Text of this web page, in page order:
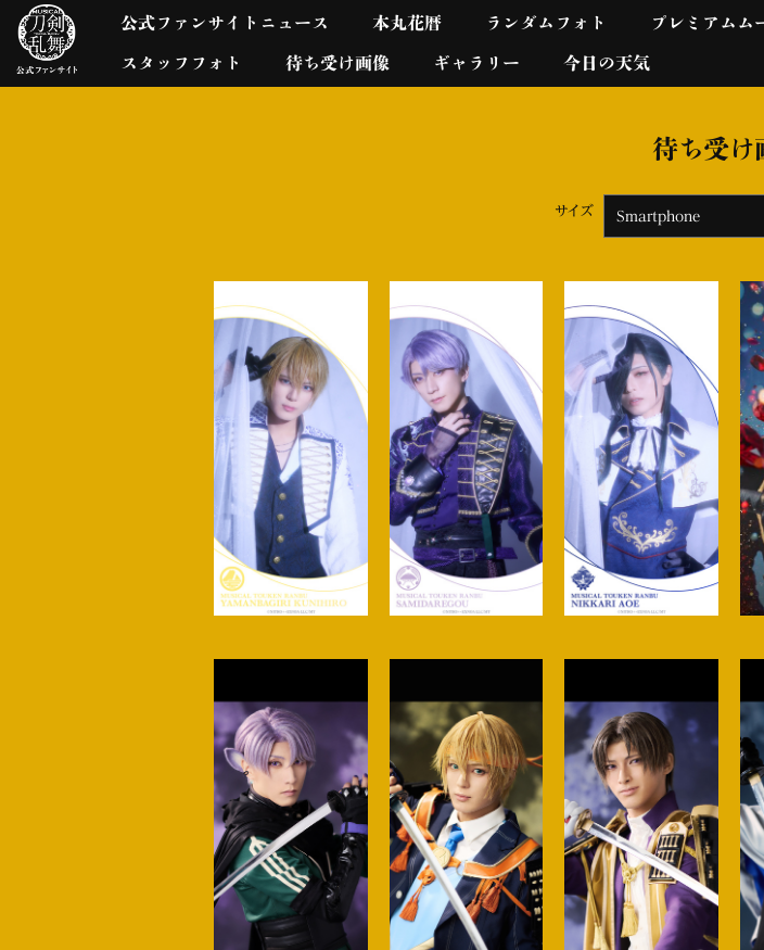
公式ファンサイトニュース 本丸花暦 ランダムフォト プレミアムム
スタッフフォト 待ち受け画像 ギャラリー 今日の天気
待ち受け
サイズ Smartphone